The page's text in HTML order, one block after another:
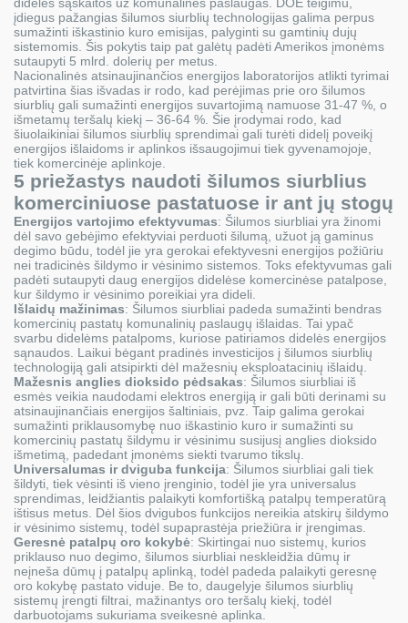
įdiegus pažangias šilumos siurblių technologijas galima perpus
sumažinti iškastinio kuro emisijas, palyginti su gamtinių dujų
sistemomis. Šis pokytis taip pat galėtų padėti Amerikos įmonėms
sutaupyti 5 mlrd. dolerių per metus.
Nacionalinės atsinaujinančios energijos laboratorijos atlikti tyrimai
patvirtina šias išvadas ir rodo, kad perėjimas prie oro šilumos
siurblių gali sumažinti energijos suvartojimą namuose 31-47 %, o
išmetamų teršalų kiekį – 36-64 %. Šie įrodymai rodo, kad
šiuolaikiniai šilumos siurblių sprendimai gali turėti didelį poveikį
energijos išlaidoms ir aplinkos išsaugojimui tiek gyvenamojoje,
tiek komercinėje aplinkoje.
5 priežastys naudoti šilumos siurblius
komerciniuose pastatuose ir ant jų stogų
Energijos vartojimo efektyvumas: Šilumos siurbliai yra žinomi
dėl savo gebėjimo efektyviai perduoti šilumą, užuot ją gaminus
degimo būdu, todėl jie yra gerokai efektyvesni energijos požiūriu
nei tradicinės šildymo ir vėsinimo sistemos. Toks efektyvumas gali
padėti sutaupyti daug energijos didelėse komercinėse patalpose,
kur šildymo ir vėsinimo poreikiai yra dideli.
Išlaidų mažinimas: Šilumos siurbliai padeda sumažinti bendras
komercinių pastatų komunalinių paslaugų išlaidas. Tai ypač
svarbu didelėms patalpoms, kuriose patiriamos didelės energijos
sąnaudos. Laikui bėgant pradinės investicijos į šilumos siurblių
technologiją gali atsipirkti dėl mažesnių eksploatacinių išlaidų.
Mažesnis anglies dioksido pėdsakas: Šilumos siurbliai iš
esmės veikia naudodami elektros energiją ir gali būti derinami su
atsinaujinančiais energijos šaltiniais, pvz. Taip galima gerokai
sumažinti priklausomybę nuo iškastinio kuro ir sumažinti su
komercinių pastatų šildymu ir vėsinimu susijusį anglies dioksido
išmetimą, padedant įmonėms siekti tvarumo tikslų.
Universalumas ir dviguba funkcija: Šilumos siurbliai gali tiek
šildyti, tiek vėsinti iš vieno įrenginio, todėl jie yra universalus
sprendimas, leidžiantis palaikyti komfortišką patalpų temperatūrą
ištisus metus. Dėl šios dvigubos funkcijos nereikia atskirų šildymo
ir vėsinimo sistemų, todėl supaprastėja priežiūra ir įrengimas.
Geresnė patalpų oro kokybė: Skirtingai nuo sistemų, kurios
priklauso nuo degimo, šilumos siurbliai neskleidžia dūmų ir
neįneša dūmų į patalpų aplinką, todėl padeda palaikyti geresnę
oro kokybę pastato viduje. Be to, daugelyje šilumos siurblių
sistemų įrengti filtrai, mažinantys oro teršalų kiekį, todėl
darbuotojams sukuriama sveikesnė aplinka.